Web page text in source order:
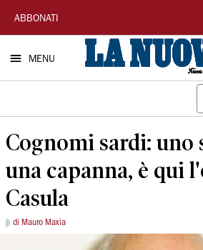
La
Nuova
Sardegna
ABBONATI
MENU
Cognomi sardi: uno
una capanna, è qui
Casula
di Mauro Maxia